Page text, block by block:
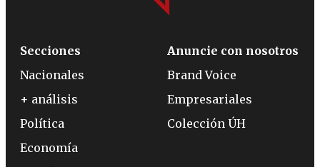
Secciones
Nacionales
+ análisis
Política
Economía
Anuncie con nosotros
Brand Voice
Empresariales
Colección ÚH